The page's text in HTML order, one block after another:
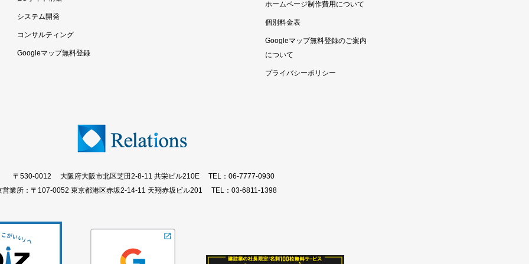
システム開発
コンサルティング
Googleマップ無料登録
ホームページ制作費用について
個別料金表
Googleマップ無料登録のご案内
について
プライバシーポリシー
〒530-0012 大阪府大阪市北区芝田2-8-11 共栄ビル210E
TEL：06-7777-0930
営業所：〒107-0052 東京都港区赤坂2-14-11 天翔赤坂ビル201
TEL：03-6811-1398